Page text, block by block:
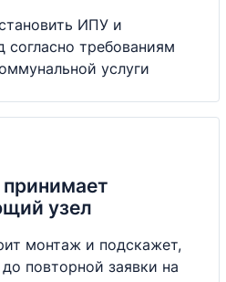
ИПУ и
согласно требованиям
услуги
узел
монтаж и подскажет,
повторной заявки на